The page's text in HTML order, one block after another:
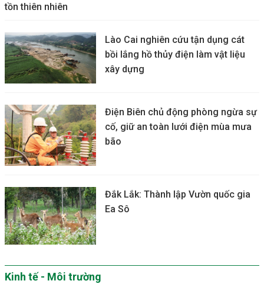
tồn thiên nhiên
Lào Cai nghiên cứu tận dụng cát
bồi lắng hồ thủy điện làm vật liệu
xây dựng
Điện Biên chủ động phòng ngừa sự
cố, giữ an toàn lưới điện mùa mưa
bão
Đắk Lắk: Thành lập Vườn quốc gia
Ea Sô
Kinh tế - Môi trường